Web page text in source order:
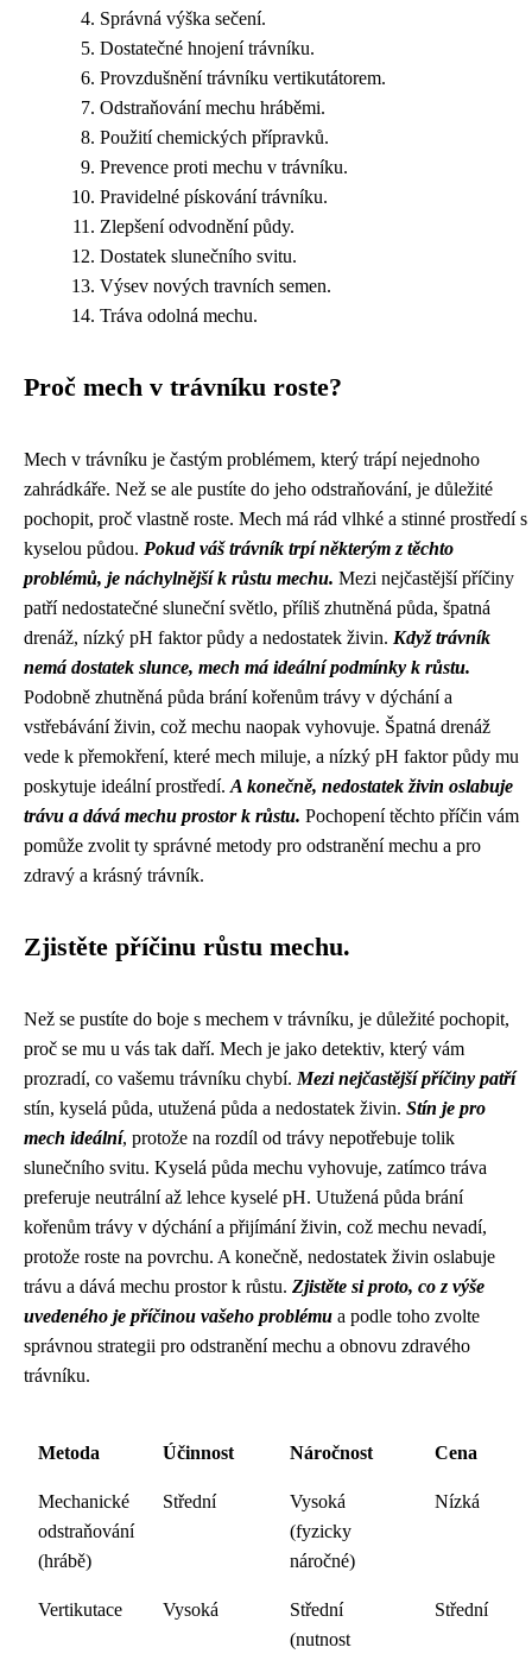
Správná výška sečení.
Dostatečné hnojení trávníku.
Provzdušnění trávníku vertikutátorem.
Odstraňování mechu hráběmi.
Použití chemických přípravků.
Prevence proti mechu v trávníku.
Pravidelné pískování trávníku.
Zlepšení odvodnění půdy.
Dostatek slunečního svitu.
Výsev nových travních semen.
Tráva odolná mechu.
Proč mech v trávníku roste?
Mech v trávníku je častým problémem, který trápí nejednoho
zahrádkáře. Než se ale pustíte do jeho odstraňování, je důležité
pochopit, proč vlastně roste. Mech má rád vlhké a stinné prostředí s
kyselou půdou. Pokud váš trávník trpí některým z těchto
problémů, je náchylnější k růstu mechu. Mezi nejčastější příčiny
patří nedostatečné sluneční světlo, příliš zhutněná půda, špatná
drenáž, nízký pH faktor půdy a nedostatek živin. Když trávník
nemá dostatek slunce, mech má ideální podmínky k růstu.
Podobně zhutněná půda brání kořenům trávy v dýchání a
vstřebávání živin, což mechu naopak vyhovuje. Špatná drenáž
vede k přemokření, které mech miluje, a nízký pH faktor půdy mu
poskytuje ideální prostředí. A konečně, nedostatek živin oslabuje
trávu a dává mechu prostor k růstu. Pochopení těchto příčin vám
pomůže zvolit ty správné metody pro odstranění mechu a pro
zdravý a krásný trávník.
Zjistěte příčinu růstu mechu.
Než se pustíte do boje s mechem v trávníku, je důležité pochopit,
proč se mu u vás tak daří. Mech je jako detektiv, který vám
prozradí, co vašemu trávníku chybí. Mezi nejčastější příčiny patří
stín, kyselá půda, utužená půda a nedostatek živin. Stín je pro
mech ideální, protože na rozdíl od trávy nepotřebuje tolik
slunečního svitu. Kyselá půda mechu vyhovuje, zatímco tráva
preferuje neutrální až lehce kyselé pH. Utužená půda brání
kořenům trávy v dýchání a přijímání živin, což mechu nevadí,
protože roste na povrchu. A konečně, nedostatek živin oslabuje
trávu a dává mechu prostor k růstu. Zjistěte si proto, co z výše
uvedeného je příčinou vašeho problému a podle toho zvolte
správnou strategii pro odstranění mechu a obnovu zdravého
trávníku.
Metoda Účinnost Náročnost Cena
Mechanické
odstraňování
(hrábě)
Střední
Vysoká
(fyzicky
náročné)
Nízká
Vertikutace Vysoká
Střední
(nutnost
Střední